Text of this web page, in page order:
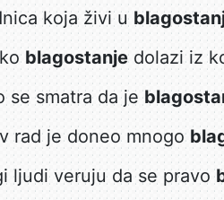
koja živi u
blagostanjedolazi iz
se smatra da je
rad je doneo mnogo
ljudi veruju da se pravo